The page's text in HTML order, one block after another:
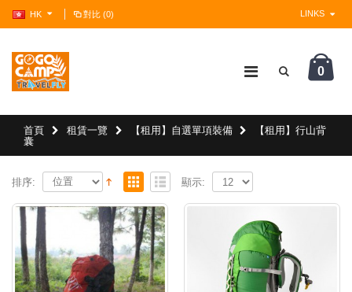
HK 對比 (0) LINKS
0
首頁 租賃一覽 【租用】自選單項裝備
【租用】行山背
囊
排序: 顯示: